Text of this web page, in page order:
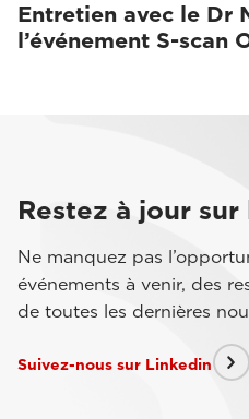
Entretien avec le Dr
l’événement S-scan
Restez à jour
Ne manquez pas
événements à venir, des
de toutes les dernières
Suivez-nous sur Linkedin